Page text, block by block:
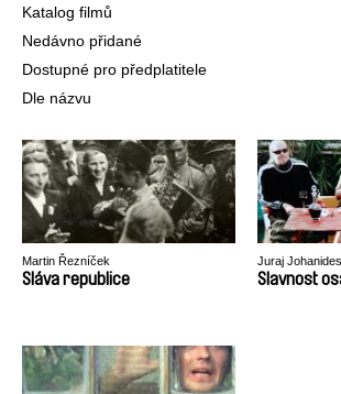
Katalog filmů
Nedávno přidané
Dostupné pro předplatitele
Dle názvu
Martin Řezníček
Sláva republice
Juraj
Slavnost